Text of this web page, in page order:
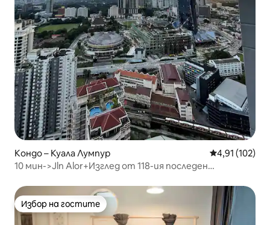
Кондо – Куала Лумпур Средна
4,91 (102)
10 мин->Jln Alor+Изглед от 118-ия последен
Избор на гостите
Избор на гостите